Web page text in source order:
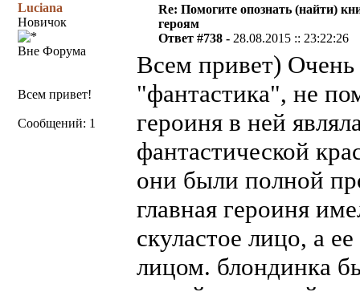
Luciana
Новичок
Вне Форума
Всем привет!
Сообщений: 1
Re: Помогите опознать (найти)
героям
Ответ #738 - 28.08.2015 :: 23:22:26
Всем привет) Очень
"фантастика", не
героиня в ней
фантастической
они были полной
главная героиня
скуластое лицо, а
лицом. блондинка